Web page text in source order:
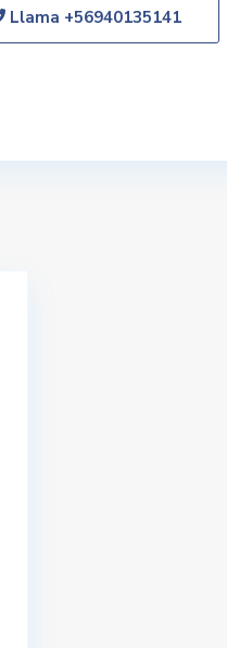
Llama +56940135141